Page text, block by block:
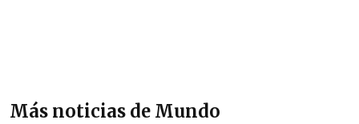
Más noticias de Mundo